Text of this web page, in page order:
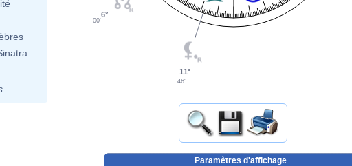
6°
00'
11°
46'
Paramètres d'affichage